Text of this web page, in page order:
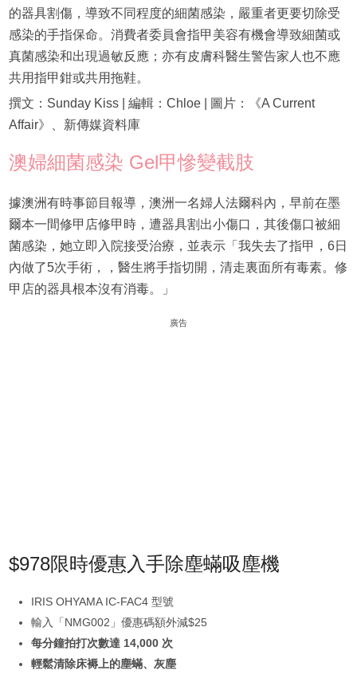
的器具割傷，導致不同程度的細菌感染，嚴重者更要切除受
感染的手指保命。消費者委員會指甲美容有機會導致細菌或
真菌感染和出現過敏反應；亦有皮膚科醫生警告家人也不應
共用指甲鉗或共用拖鞋。
撰文：Sunday Kiss | 編輯：Chloe | 圖片：《A Current
Affair》、新傳媒資料庫
澳婦細菌感染 Gel甲慘變截肢
據澳洲有時事節目報導，澳洲一名婦人法爾科內，早前在墨
爾本一間修甲店修甲時，遭器具割出小傷口，其後傷口被細
菌感染，她立即入院接受治療，並表示「我失去了指甲，6日
內做了5次手術，，醫生將手指切開，清走裏面所有毒素。修
甲店的器具根本沒有消毒。」
廣告
$978限時優惠入手除塵蟎吸塵機
IRIS OHYAMA IC-FAC4 型號
輸入「NMG002」優惠碼額外減$25
每分鐘拍打次數達 14,000 次
輕鬆清除床褥上的塵蟎、灰塵